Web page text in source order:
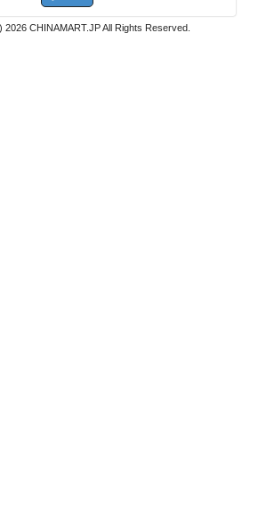
2026 CHINAMART.JP All Rights Reserved.